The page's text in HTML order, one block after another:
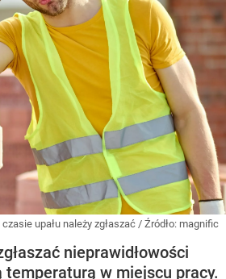
upału należy zgłaszać / Źródło: magnific
nieprawidłowości
temperaturą w miejscu pracy.